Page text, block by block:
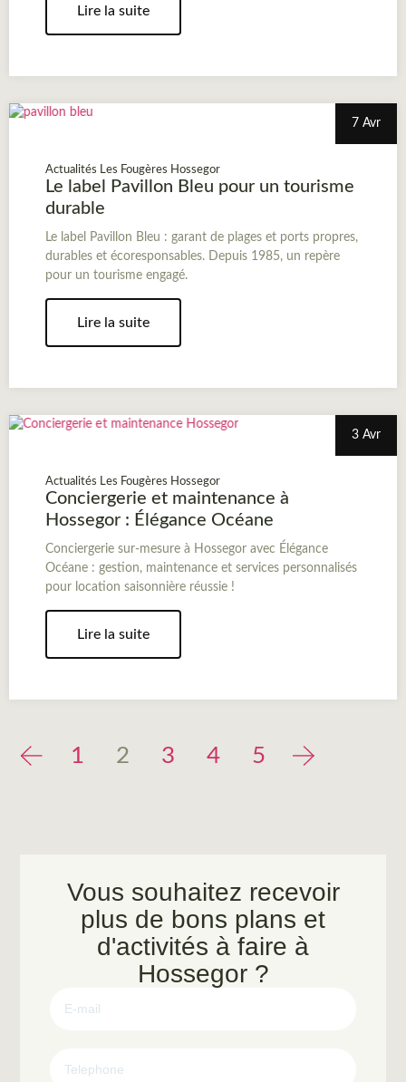
Lire la suite
7 Avr
Actualités Les Fougères Hossegor
Le label Pavillon Bleu pour un tourisme
durable
Le label Pavillon Bleu : garant de plages et ports propres,
durables et écoresponsables. Depuis 1985, un repère
pour un tourisme engagé.
Lire la suite
3 Avr
Actualités Les Fougères Hossegor
Conciergerie et maintenance à
Hossegor : Élégance Océane
Conciergerie sur-mesure à Hossegor avec Élégance
Océane : gestion, maintenance et services personnalisés
pour location saisonnière réussie !
Lire la suite
1 2 3 4 5
Vous souhaitez recevoir
plus de bons plans et
d'activités à faire à
Hossegor ?